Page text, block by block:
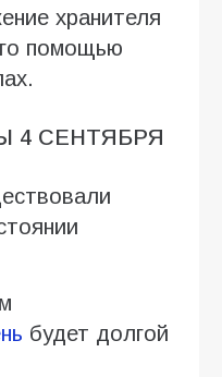
хранителя
помощью
4 СЕНТЯБРЯ
будет долгой